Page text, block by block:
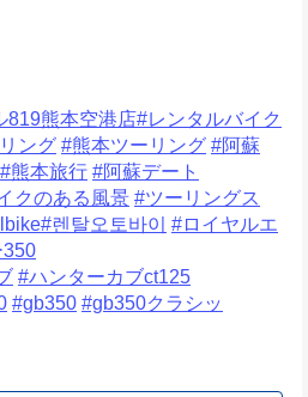
819熊本空港店#レンタルバイク
ング #熊本ツーリング #阿蘇
#熊本旅行 #阿蘇デート
クのある風景 #ツーリングス
#렌탈오토바이
#ロイヤルエ
350
#ハンターカブct125
#gb350 #gb350クラシッ